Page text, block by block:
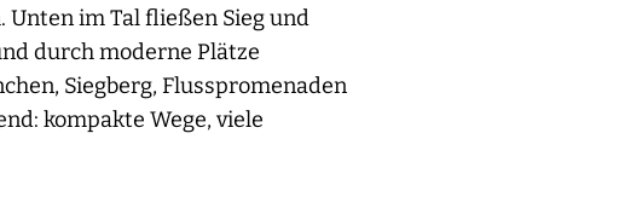
Unten im Tal fließen Sieg und
durch moderne Plätze
Siegberg, Flusspromenaden
kompakte Wege, viele